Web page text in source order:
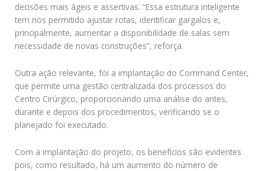
decisões mais ágeis e assertivas. “Essa estrutura inteligente
tem nos permitido ajustar rotas, identificar gargalos e,
principalmente, aumentar a disponibilidade de salas sem
necessidade de novas construções”, reforça.
Outra ação relevante, foi a implantação do Command Center,
que permite uma gestão centralizada dos processos do
Centro Cirúrgico, proporcionando uma análise do antes,
durante e depois dos procedimentos, verificando se o
planejado foi executado.
Com a implantação do projeto, os benefícios são evidentes
pois, como resultado, há um aumento do número de